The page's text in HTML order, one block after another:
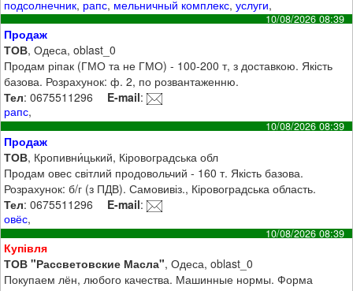
подсолнечник, рапс, мельничный комплекс,услуги,
10/08/2026 08:39
Продаж
ТОВ, Одеса, oblast_0
Продам ріпак (ГМО та не ГМО) - 100-200 т, з доставкою. Якість
базова. Розрахунок: ф. 2, по розвантаженню.
Тел: 0675511296 E-mail:
рапс,
10/08/2026 08:39
Продаж
ТОВ, Кропивни́цький, Кіровоградська обл
Продам овес світлий продовольчий - 160 т. Якість базова.
Розрахунок: б/г (з ПДВ). Самовивіз., Кіровоградська область.
Тел: 0675511296 E-mail:
овёс,
10/08/2026 08:39
Купівля
ТОВ "Рассветовские Масла", Одеса, oblast_0
Покупаем лён, любого качества. Машинные нормы. Форма